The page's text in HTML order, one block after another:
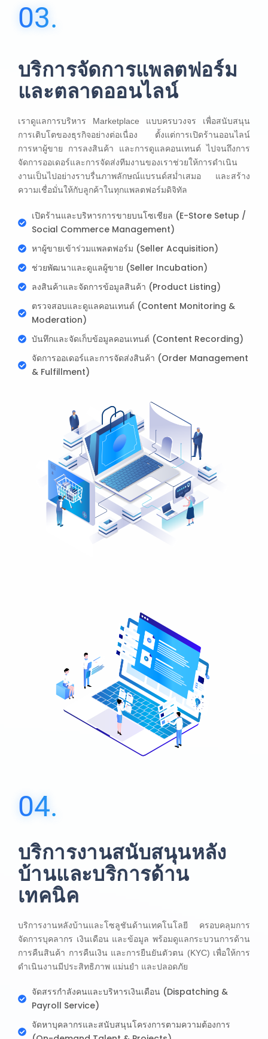
03.
บริการจัดการแพลตฟอร์ม
และตลาดออนไลน์
เราดูแลการบริหาร Marketplace แบบครบวงจร เพื่อสนับสนุน
การเติบโตของธุรกิจอย่างต่อเนื่อง ตั้งแต่การเปิดร้านออนไลน์
การหาผู้ขาย การลงสินค้า และการดูแลคอนเทนต์ ไปจนถึงการ
จัดการออเดอร์และการจัดส่งทีมงานของเราช่วยให้การดำเนิน
งานเป็นไปอย่างราบรื่นภาพลักษณ์แบรนด์สม่ำเสมอ และสร้าง
ความเชื่อมั่นให้กับลูกค้าในทุกแพลตฟอร์มดิจิทัล
เปิดร้านและบริหารการขายบนโซเชียล (E-Store Setup /
Social Commerce Management)
หาผู้ขายเข้าร่วมแพลตฟอร์ม (Seller Acquisition)
ช่วยพัฒนาและดูแลผู้ขาย (Seller Incubation)
ลงสินค้าและจัดการข้อมูลสินค้า (Product Listing)
ตรวจสอบและดูแลคอนเทนต์ (Content Monitoring &
Moderation)
บันทึกและจัดเก็บข้อมูลคอนเทนต์ (Content Recording)
จัดการออเดอร์และการจัดส่งสินค้า (Order Management
& Fulfillment)
04.
บริการงานสนับสนุนหลัง
บ้านและบริการด้าน
เทคนิค
บริการงานหลังบ้านและโซลูชันด้านเทคโนโลยี ครอบคลุมการ
จัดการบุคลากร เงินเดือน และข้อมูล พร้อมดูแลกระบวนการด้าน
การคืนสินค้า การคืนเงิน และการยืนยันตัวตน (KYC) เพื่อให้การ
ดำเนินงานมีประสิทธิภาพ แม่นยำ และปลอดภัย
จัดสรรกำลังคนและบริหารเงินเดือน (Dispatching &
Payroll Service)
จัดหาบุคลากรและสนับสนุนโครงการตามความต้องการ